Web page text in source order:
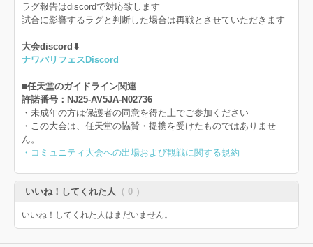
ラグ報告はdiscordで対応致します
試合に影響するラグと判断した場合は再戦とさせていただきます
大会discord⬇
ナワバリフェスDiscord
■任天堂のガイドライン関連
許諾番号：NJ25-AV5JA-N02736
・未成年の方は保護者の同意を得た上でご参加ください
・この大会は、任天堂の協賛・提携を受けたものではありませ
ん。
・コミュニティ大会への出場および観戦に関する規約
いいね！してくれた人 （ 0 ）
いいね！してくれた人はまだいません。